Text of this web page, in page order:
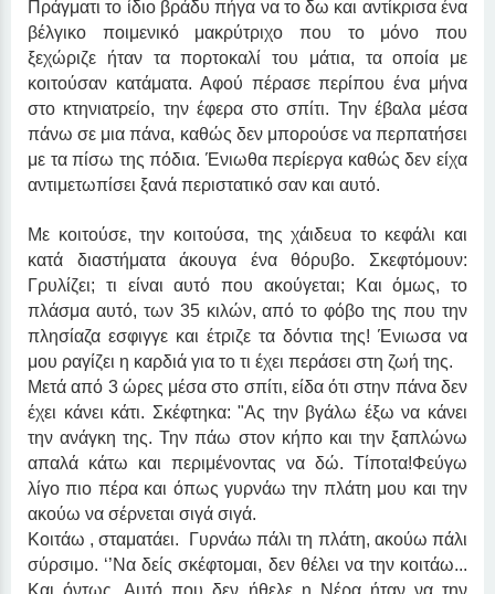
Πράγματι το ίδιο βράδυ πήγα να το δω και αντίκρισα ένα
βέλγικο ποιμενικό μακρύτριχο που το μόνο που
ξεχώριζε ήταν τα πορτοκαλί του μάτια, τα οποία με
κοιτούσαν κατάματα. Αφού πέρασε περίπου ένα μήνα
στο κτηνιατρείο, την έφερα στο σπίτι. Την έβαλα μέσα
πάνω σε μια πάνα, καθώς δεν μπορούσε να περπατήσει
με τα πίσω της πόδια. Ένιωθα περίεργα καθώς δεν είχα
αντιμετωπίσει ξανά περιστατικό σαν και αυτό.
Με κοιτούσε, την κοιτούσα, της χάιδευα το κεφάλι και
κατά διαστήματα άκουγα ένα θόρυβο. Σκεφτόμουν:
Γρυλίζει; τι είναι αυτό που ακούγεται; Και όμως, το
πλάσμα αυτό, των 35 κιλών, από το φόβο της που την
πλησίαζα εσφιγγε και έτριζε τα δόντια της! Ένιωσα να
μου ραγίζει η καρδιά για το τι έχει περάσει στη ζωή της.
Μετά από 3 ώρες μέσα στο σπίτι, είδα ότι στην πάνα δεν
έχει κάνει κάτι. Σκέφτηκα: "Ας την βγάλω έξω να κάνει
την ανάγκη της. Την πάω στον κήπο και την ξαπλώνω
απαλά κάτω και περιμένοντας να δώ. Τίποτα!Φεύγω
λίγο πιο πέρα και όπως γυρνάω την πλάτη μου και την
ακούω να σέρνεται σιγά σιγά.
Κοιτάω , σταματάει.  Γυρνάω πάλι τη πλάτη, ακούω πάλι
σύρσιμο. ‘’Να δείς σκέφτομαι, δεν θέλει να την κοιτάω...